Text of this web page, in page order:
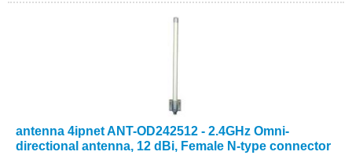
antenna 4ipnet ANT-OD242512 - 2.4GHz Omni-
directional antenna, 12 dBi, Female N-type connector